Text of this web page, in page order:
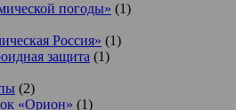
погоды» (1)
Россия» (1)
защита (1)
(2)
«Орион» (1)